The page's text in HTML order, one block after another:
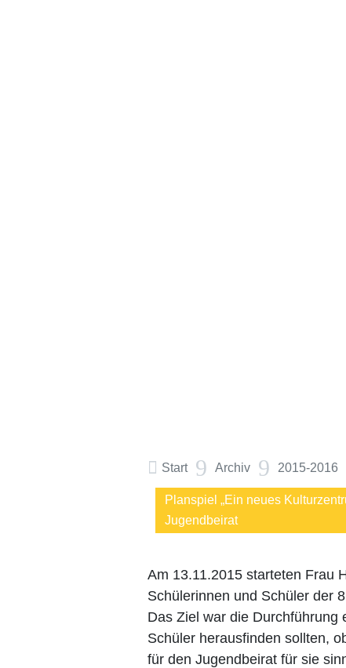
 Start 9 Archiv 9 2015-2016
Planspiel „Ein neues
Jugendbeirat
Am 13.11.2015 starteten Frau
Schülerinnen und Schüler der
Das Ziel war die Durchführung
Schüler herausfinden sollten,
für den Jugendbeirat für sie